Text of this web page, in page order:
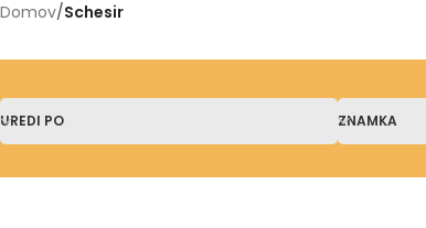
Domov/Schesir
UREDI PO ZNAMKA